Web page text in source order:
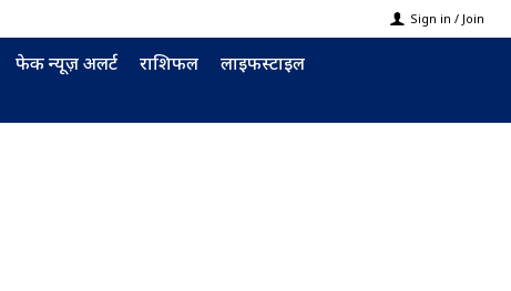
Sign in / Join
फेक न्यूज़ अलर्ट राशिफल लाइफस्टाइल